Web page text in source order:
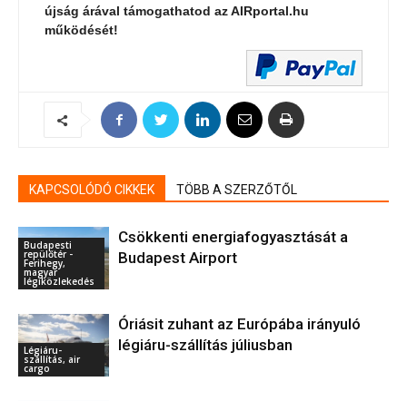
újság árával támogathatod az AIRportal.hu
működését!
KAPCSOLÓDÓ CIKKEK TÖBB A SZERZŐTŐL
Budapesti
repülőtér -
Ferihegy,
magyar
légiközlekedés
Csökkenti energiafogyasztását a
Budapest Airport
Légiáru-
szállítás, air
cargo
Óriásit zuhant az Európába irányuló
légiáru-szállítás júliusban